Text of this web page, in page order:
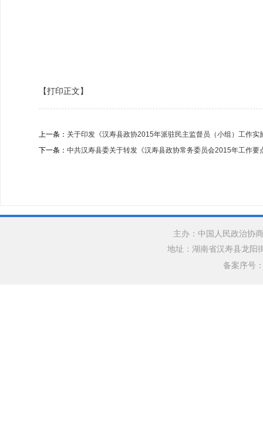
【打印正文】
上一条： 关于印发《汉寿县政协2015年派驻民主监督员（小组）工作实
下一条： 中共汉寿县委关于转发《汉寿县政协常务委员会2015年工作
主办：中国人民政治协
地址：湖南省汉寿县龙
备案序号